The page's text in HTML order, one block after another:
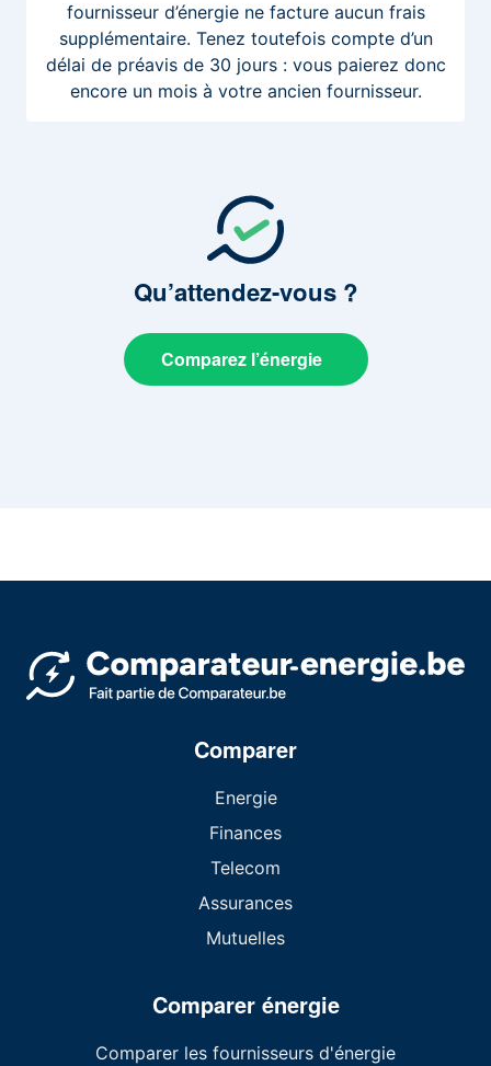
fournisseur d’énergie ne facture aucun frais
supplémentaire. Tenez toutefois compte d’un
délai de préavis de 30 jours : vous paierez donc
encore un mois à votre ancien fournisseur.
Qu’attendez-vous?
Comparez l’énergie
Comparer
Energie
Finances
Telecom
Assurances
Mutuelles
Comparer énergie
Comparer les fournisseurs d'énergie